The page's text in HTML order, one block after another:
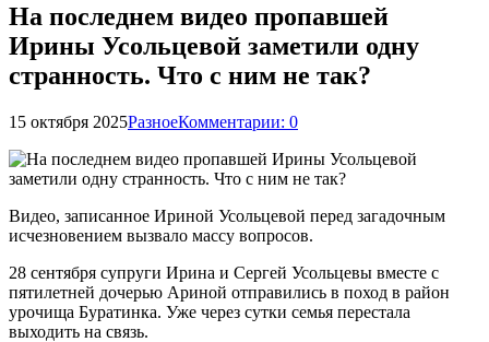
На последнем видео пропавшей
Ирины Усольцевой заметили одну
странность. Что с ним не так?
15 октября 2025РазноеКомментарии: 0
Видео, записанное Ириной Усольцевой перед загадочным
исчезновением вызвало массу вопросов.
28 сентября супруги Ирина и Сергей Усольцевы вместе с
пятилетней дочерью Ариной отправились в поход в район
урочища Буратинка. Уже через сутки семья перестала
выходить на связь.